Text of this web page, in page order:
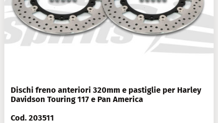
Dischi freno anteriori 320mm e pastiglie per Harley
Davidson Touring 117 e Pan America
Cod. 203511